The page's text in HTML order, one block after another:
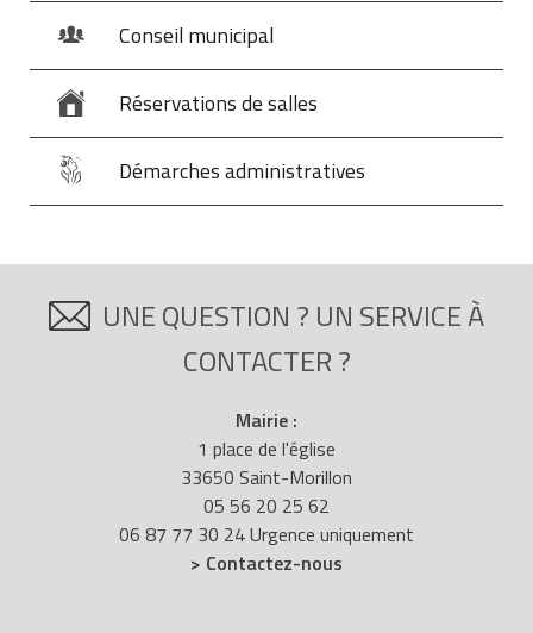
Conseil municipal
Réservations de salles
Démarches administratives
UNE QUESTION ? UN SERVICE À
CONTACTER ?
Mairie :
1 place de l'église
33650 Saint-Morillon
05 56 20 25 62
06 87 77 30 24 Urgence uniquement
> Contactez-nous